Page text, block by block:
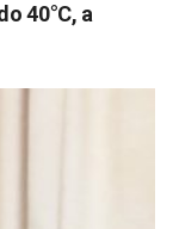
40°C, a